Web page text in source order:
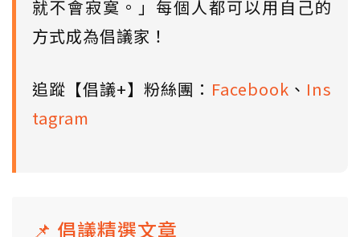
就不會寂寞。」每個人都可以用自己的
方式成為倡議家！
追蹤【倡議+】粉絲團： Facebook 、 Ins
tagram
📌 倡議精選文章